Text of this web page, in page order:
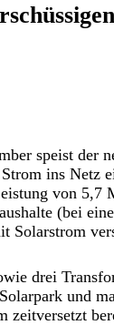
speist der
ins Netz
von 5,7
(bei
drei
und
zeitversetzt